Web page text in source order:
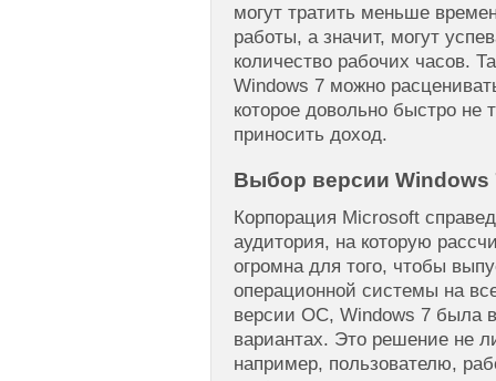
могут тратить меньше
работы, а значит, могут
количество рабочих часов.
Windows 7 можно
которое довольно быстро не
приносить доход.
Выбор версии Windows
Корпорация Microsoft
аудитория, на которую
огромна для того, чтобы
операционной системы на
версии ОС, Windows 7 была
вариантах. Это решение не
например, пользователю,